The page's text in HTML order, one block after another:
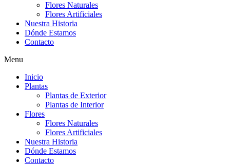
Flores Naturales
Flores Artificiales
Nuestra Historia
Dónde Estamos
Contacto
Menu
Inicio
Plantas
Plantas de Exterior
Plantas de Interior
Flores
Flores Naturales
Flores Artificiales
Nuestra Historia
Dónde Estamos
Contacto